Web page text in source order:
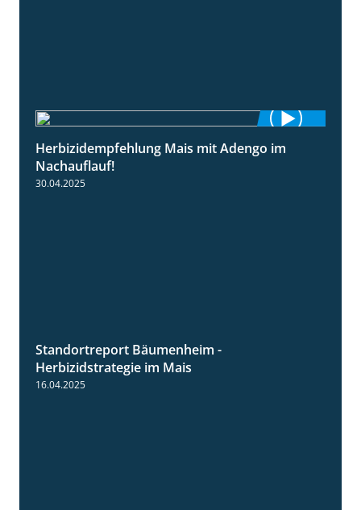
1:27
Herbizidempfehlung Mais mit Adengo im
Nachauflauf!
30.04.2025
Standortreport Bäumenheim -
Herbizidstrategie im Mais
16.04.2025